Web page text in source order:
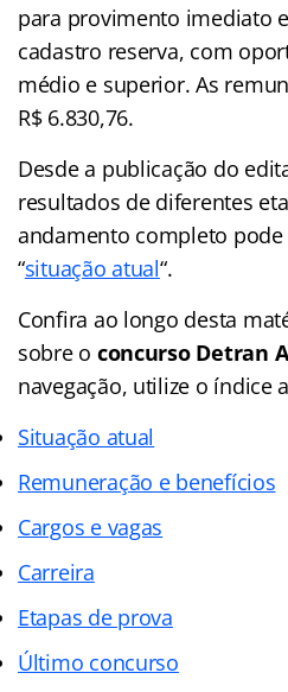
para provimento imediato
cadastro reserva, com
médio e superior. As
R$ 6.830,76.
Desde a publicação do
resultados de diferentes
andamento completo
“situação atual“.
Confira ao longo desta
sobre o concurso Detran
navegação, utilize o índice
Situação atual
Remuneração e benefícios
Cargos e vagas
Carreira
Etapas de prova
Último concurso